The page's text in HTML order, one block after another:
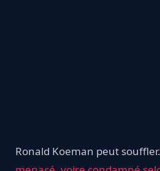
Ronald Koeman peut souffler.